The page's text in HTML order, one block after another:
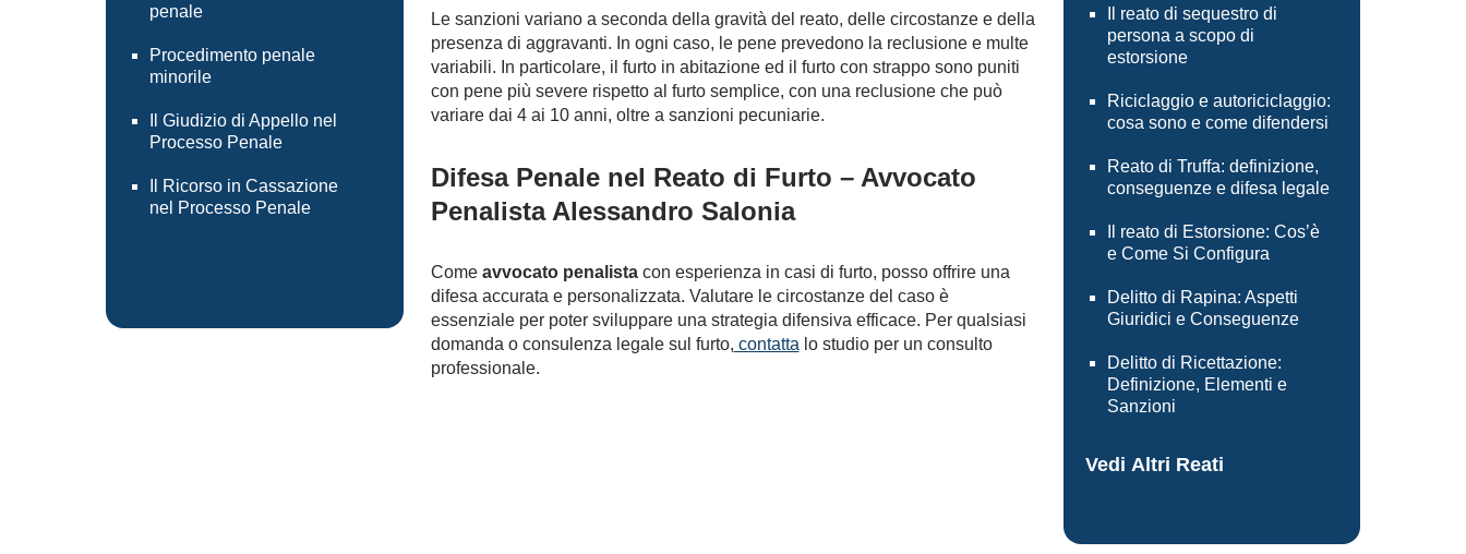
penale
Procedimento penale
minorile
Il Giudizio di Appello nel
Processo Penale
Il Ricorso in Cassazione
nel Processo Penale
Le sanzioni variano a seconda della gravità del reato, delle circostanze e della
presenza di aggravanti. In ogni caso, le pene prevedono la reclusione e multe
variabili. In particolare, il furto in abitazione ed il furto con strappo sono puniti
con pene più severe rispetto al furto semplice, con una reclusione che può
variare dai 4 ai 10 anni, oltre a sanzioni pecuniarie.
Difesa Penale nel Reato di Furto – Avvocato
Penalista Alessandro Salonia
Come avvocato penalistacon esperienza in casi di furto, posso offrire una
difesa accurata e personalizzata. Valutare le circostanze del caso è
essenziale per poter sviluppare una strategia difensiva efficace. Per qualsiasi
domanda o consulenza legale sul furto, contatta lo studio per un consulto
professionale.
Il reato di sequestro di
persona a scopo di
estorsione
Riciclaggio e autoriciclaggio:
cosa sono e come difendersi
Reato di Truffa: definizione,
conseguenze e difesa legale
Il reato di Estorsione: Cos’è
e Come Si Configura
Delitto di Rapina: Aspetti
Giuridici e Conseguenze
Delitto di Ricettazione:
Definizione, Elementi e
Sanzioni
Vedi Altri Reati